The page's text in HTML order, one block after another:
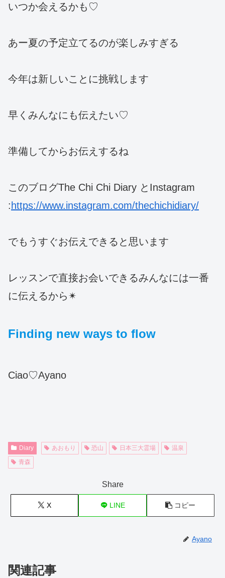
いつか会えるかも♡
あー夏の予定立てるのが楽しみすぎる
今年は新しいことに挑戦します
早くみんなにも伝えたい♡
準備してからお伝えするね
このブログThe Chi Chi Diary とInstagram
:https://www.instagram.com/thechichidiary/
でもうすぐお伝えできると思います
レッスンで直接お会いできるみんなには一番
に伝えるから✴
Finding new ways to flow
Ciao♡Ayano
Diary あおもり 恐山 日本三大霊場
温泉
青森
Share
X LINE コピー
Ayano
関連記事